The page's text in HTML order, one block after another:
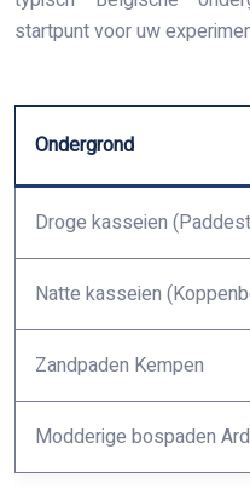
startpunt voor uw
Ondergrond
Droge kasseien
Natte kasseien
Zandpaden Kempen
Modderige bospaden